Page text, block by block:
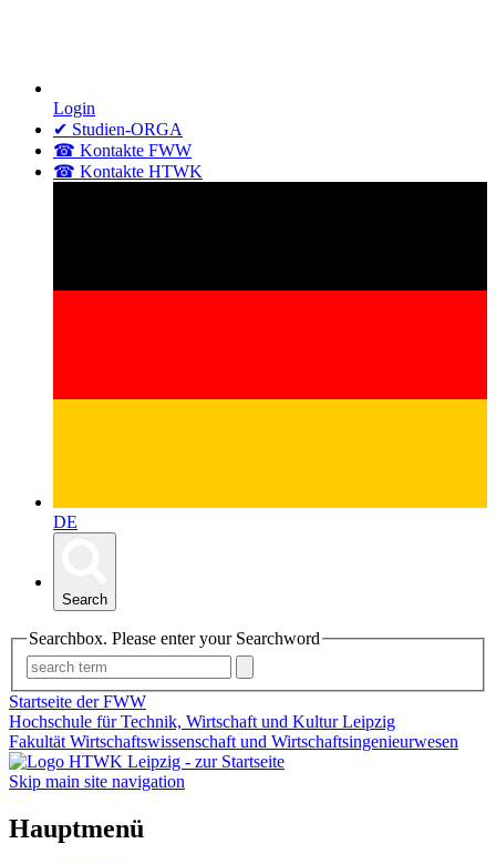
Login
✔ Studien-ORGA
☎ Kontakte FWW
☎ Kontakte HTWK
DE
Search
Searchbox. Please enter your Searchword
Startseite der FWW
Hochschule für Technik, Wirtschaft und Kultur Leipzig
Fakultät Wirtschaftswissenschaft und Wirtschaftsingenieurwesen
Skip main site navigation
Hauptmenü